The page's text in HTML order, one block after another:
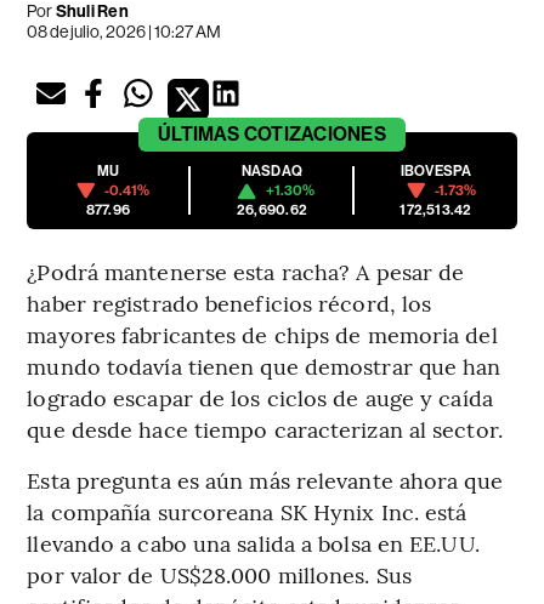
PorShuli Ren
08 de julio, 2026 | 10:27 AM
ÚLTIMAS COTIZACIONES
MU
-0.41%
877.96
NASDAQ
+1.30%
26,690.62
IBOVESPA
-1.73%
172,513.42
¿Podrá mantenerse esta racha? A pesar de
haber registrado beneficios récord, los
mayores fabricantes de chips de memoria del
mundo todavía tienen que demostrar que han
logrado escapar de los ciclos de auge y caída
que desde hace tiempo caracterizan al sector.
Esta pregunta es aún más relevante ahora que
la compañía surcoreana SK Hynix Inc. está
llevando a cabo una salida a bolsa en EE.UU.
por valor de US$28.000 millones. Sus